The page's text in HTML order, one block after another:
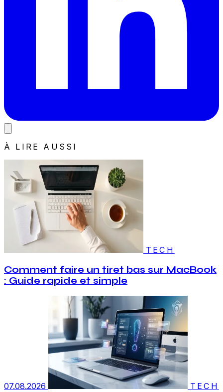
À LIRE AUSSI
TECH
Comment faire un tiret bas sur MacBook
: Guide rapide et simple
07.08.2026 TECH